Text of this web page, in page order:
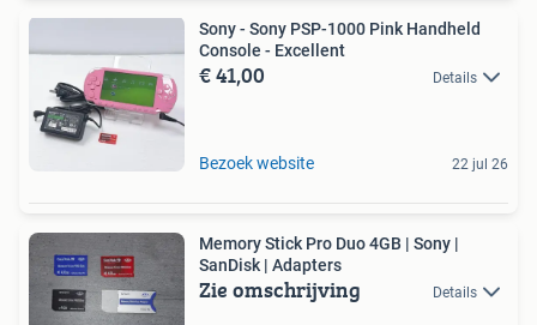
Sony - Sony PSP-1000 Pink Handheld
Console - Excellent
€ 41,00 Details
Bezoek website 22 jul 26
Memory Stick Pro Duo 4GB | Sony |
SanDisk | Adapters
Zie omschrijving Details